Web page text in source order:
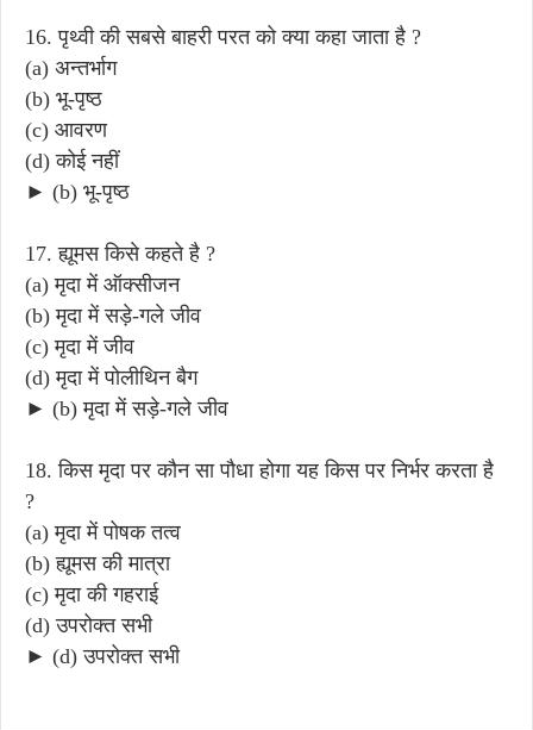
16. पृथ्वी की सबसे बाहरी परत को क्या कहा जाता है ?
(a) अन्तर्भाग
(b) भू-पृष्ठ
(c) आवरण
(d) कोई नहीं
► (b) भू-पृष्ठ
17. ह्यूमस किसे कहते है ?
(a) मृदा में ऑक्सीजन
(b) मृदा में सड़े-गले जीव
(c) मृदा में जीव
(d) मृदा में पोलीथिन बैग
► (b) मृदा में सड़े-गले जीव
18. किस मृदा पर कौन सा पौधा होगा यह किस पर निर्भर करता है
?
(a) मृदा में पोषक तत्व
(b) ह्यूमस की मात्रा
(c) मृदा की गहराई
(d) उपरोक्त सभी
► (d) उपरोक्त सभी